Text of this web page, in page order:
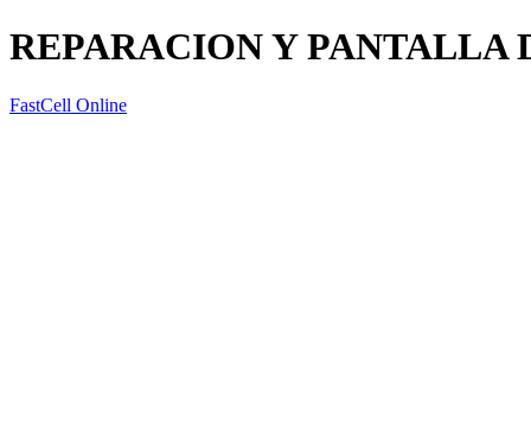
REPARACION Y PANTALLA
FastCell Online